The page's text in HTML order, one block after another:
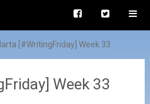
[#WritingFriday] Week 33
Week 33